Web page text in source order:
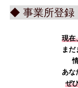
◆ 事業所登録
現在
ま
あな
ぜ